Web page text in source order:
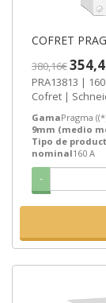
380,16€
PRA13813 | 160
Cofret |
GamaPragma
9mm (medio
Tipo de
nominal160 A
-